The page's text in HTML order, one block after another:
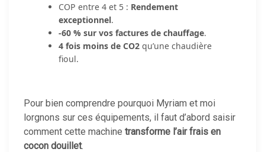
COP entre 4 et 5 : Rendement
exceptionnel.
-60 % sur vos factures de chauffage.
4 fois moins de CO2qu’une chaudière
fioul.
Pour bien comprendre pourquoi Myriam et moi
lorgnons sur ces équipements, il faut d’abord saisir
comment cette machine transforme l’air frais en
cocon douillet.